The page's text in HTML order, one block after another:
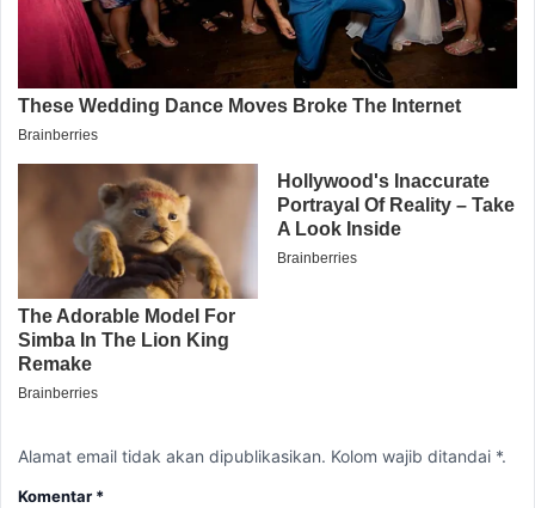
Alamat email tidak akan dipublikasikan. Kolom wajib ditandai *.
Komentar *